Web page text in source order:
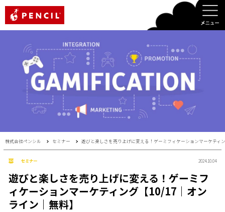
株式会社ペンシル セミナー 遊びと楽しさを売り上げに変える！ゲーミフィケーションマーケティ
セミナー 2024.10.04
遊びと楽しさを売り上げに変える！ゲーミフ
ィケーションマーケティング【10/17｜オン
ライン｜無料】